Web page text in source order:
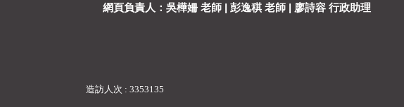
網頁負責人：吳樺姍 老師 | 彭逸稘 老師 | 廖詩容 行政助理
造訪人次 : 3353135